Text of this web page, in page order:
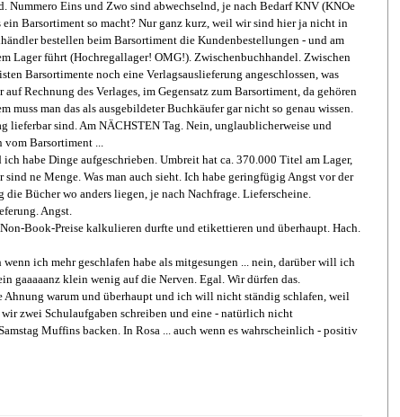
Eins und Zwo sind abwechselnd, je nach Bedarf KNV (KNOe
Barsortiment so macht? Nur ganz kurz, weil wir sind hier ja nicht in
bestellen beim Barsortiment die Kundenbestellungen - und am
Lager führt (Hochregallager! OMG!). Zwischenbuchhandel. Zwischen
Barsortimente noch eine Verlagsauslieferung angeschlossen, was
Rechnung des Verlages, im Gegensatz zum Barsortiment, da gehören
man das als ausgebildeter Buchkäufer gar nicht so genau wissen.
lieferbar sind. Am NÄCHSTEN Tag. Nein, unglaublicherweise und
Barsortiment ...
habe Dinge aufgeschrieben. Umbreit hat ca. 370.000 Titel am Lager,
ne Menge. Was man auch sieht. Ich habe geringfügig Angst vor der
Bücher wo anders liegen, je nach Nachfrage. Lieferscheine.
Angst.
Book-Preise kalkulieren durfte und etikettieren und überhaupt. Hach.
ich mehr geschlafen habe als mitgesungen ... nein, darüber will ich
gaaaaanz klein wenig auf die Nerven. Egal. Wir dürfen das.
warum und überhaupt und ich will nicht ständig schlafen, weil
zwei Schulaufgaben schreiben und eine - natürlich nicht
Muffins backen. In Rosa ... auch wenn es wahrscheinlich - positiv